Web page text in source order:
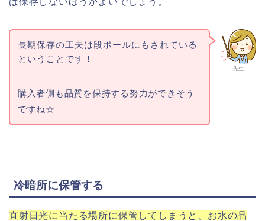
先生
長期保存の工夫は段ボールにもされている
ということです！
購入者側も品質を保持する努力ができそう
ですね☆
冷暗所に保管する
直射日光に当たる場所に保管してしまうと、お水の品